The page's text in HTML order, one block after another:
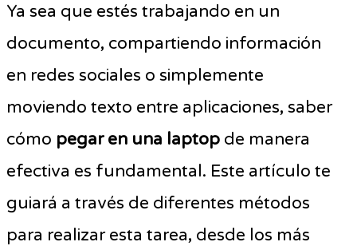
Ya sea que estés trabajando en un
documento, compartiendo información
en redes sociales o simplemente
moviendo texto entre aplicaciones, saber
cómo pegar en una laptop de manera
efectiva es fundamental. Este artículo te
guiará a través de diferentes métodos
para realizar esta tarea, desde los más